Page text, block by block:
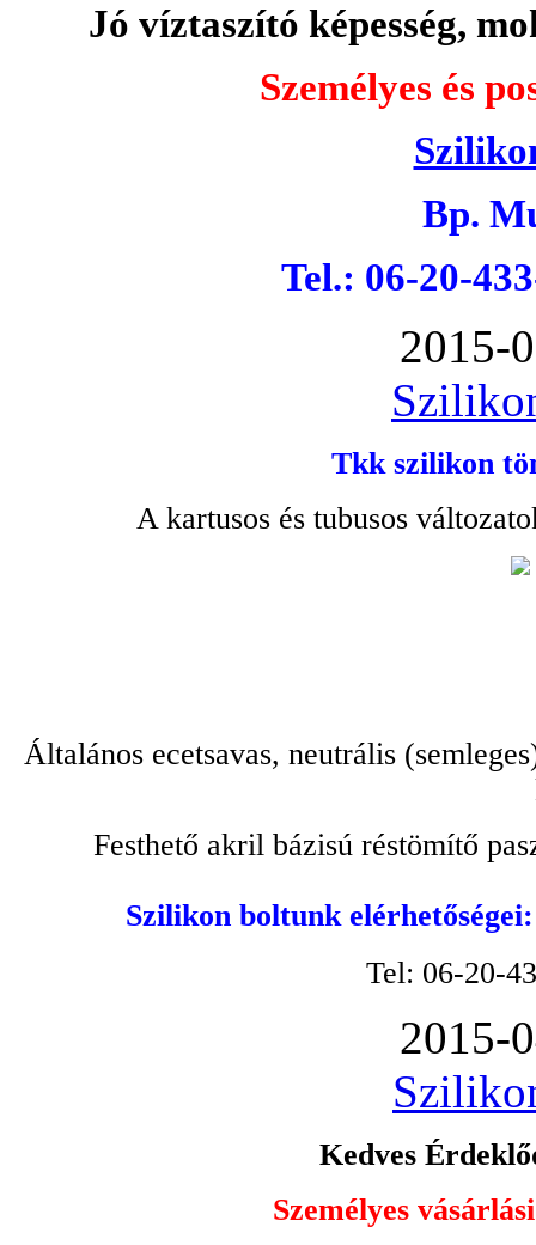
Jó víztaszító képesség,
Személyes és
Bp.
Tel.: 06-20-
2015-
Tkk szilikon
A kartusos és tubusos
Általános ecetsavas, neutrális
Festhető akril bázisú réstömítő
Szilikon boltunk
Tel: 06-20-
2015-
Kedves
Személyes